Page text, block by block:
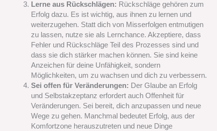
Lerne aus Rückschlägen: Rückschläge gehören zum
Erfolg dazu. Es ist wichtig, aus ihnen zu lernen und
weiterzugehen. Statt dich von Misserfolgen entmutigen
zu lassen, nutze sie als Lernchance. Akzeptiere, dass
Fehler und Rückschläge Teil des Prozesses sind und
dass sie dich stärker machen können. Sie sind keine
Anzeichen für deine Unfähigkeit, sondern
Möglichkeiten, um zu wachsen und dich zu verbessern.
Sei offen für Veränderungen: Der Glaube an Erfolg
und Selbstakzeptanz erfordert auch Offenheit für
Veränderungen. Sei bereit, dich anzupassen und neue
Wege zu gehen. Manchmal bedeutet Erfolg, aus der
Komfortzone herauszutreten und neue Dinge